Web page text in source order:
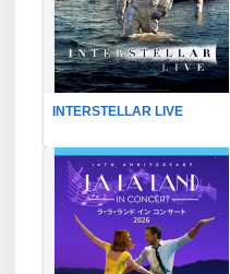
INTERSTELLAR LIVE